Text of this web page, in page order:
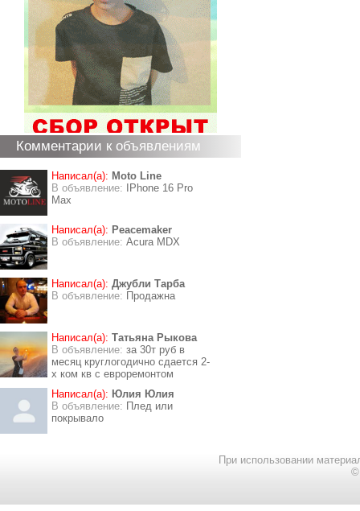
Комментарии к объявлениям
Написал(а): Moto Line
В объявление:
IPhone 16 Pro
Max
Написал(а): Peacemaker
В объявление: Acura MDX
Написал(а): Джубли Тарба
В объявление: Продажна
Написал(а): Татьяна Рыкова
В объявление: за 30т руб в
месяц круглогодично сдается 2-
х ком кв с евроремонтом
Написал(а): Юлия Юлия
В объявление: Плед или
покрывало
При использовании